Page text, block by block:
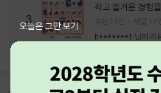
3
작고 즐거운 경험
회피하지 말기, 그
기.
추천 17건
댓글 17
h*******1 님의 리
오늘은 그만 보기